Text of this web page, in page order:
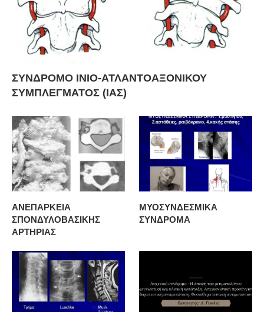
ΣΥΝΔΡΟΜΟ ΙΝΙΟ-ΑΤΛΑΝΤΟΑΞΟΝΙΚΟΥ
ΣΥΜΠΛΕΓΜΑΤΟΣ (ΙΑΣ)
ΑΝΕΠΑΡΚΕΙΑ
ΣΠΟΝΔΥΛΟΒΑΣΙΚΗΣ
ΑΡΤΗΡΙΑΣ
ΜΥΟΣΥΝΔΕΣΜΙΚΑ
ΣΥΝΔΡΟΜΑ